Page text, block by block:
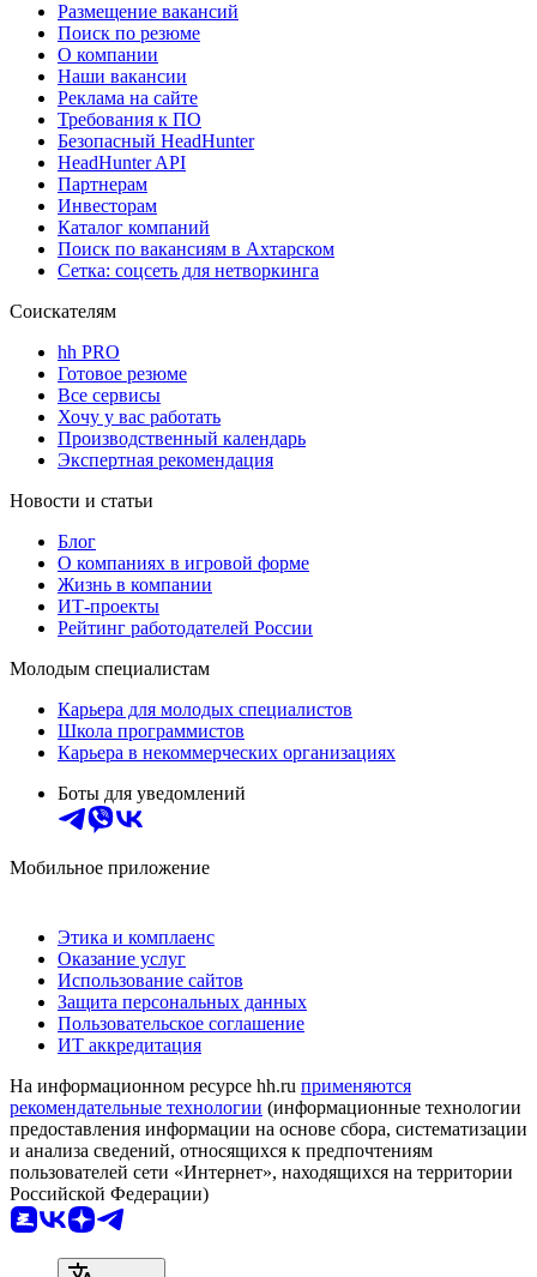
Размещение вакансий
Поиск по резюме
О компании
Наши вакансии
Реклама на сайте
Требования к ПО
Безопасный HeadHunter
HeadHunter API
Партнерам
Инвесторам
Каталог компаний
Поиск по вакансиям в Ахтарском
Сетка: соцсеть для нетворкинга
Соискателям
hh PRO
Готовое резюме
Все сервисы
Хочу у вас работать
Производственный календарь
Экспертная рекомендация
Новости и статьи
Блог
О компаниях в игровой форме
Жизнь в компании
ИТ-проекты
Рейтинг работодателей России
Молодым специалистам
Карьера для молодых специалистов
Школа программистов
Карьера в некоммерческих организациях
Боты для уведомлений
Мобильное приложение
Этика и комплаенс
Оказание услуг
Использование сайтов
Защита персональных данных
Пользовательское соглашение
ИТ аккредитация
На информационном ресурсе hh.ru применяются
рекомендательные технологии (информационные технологии
предоставления информации на основе сбора, систематизации
и анализа сведений, относящихся к предпочтениям
пользователей сети «Интернет», находящихся на территории
Российской Федерации)